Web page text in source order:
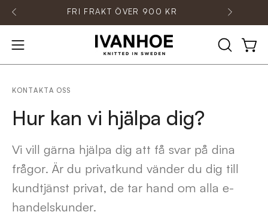
Hoppa
FRI FRAKT ÖVER 900 KR
Öppna
navigationsmenyn
ÖPPNA
KONTAKTA OSS
Hur kan vi hjälpa dig?
Vi vill gärna hjälpa dig att få svar på dina
frågor. Är du privatkund vänder du dig till
kundtjänst privat, de tar hand om alla e-
handelskunder.